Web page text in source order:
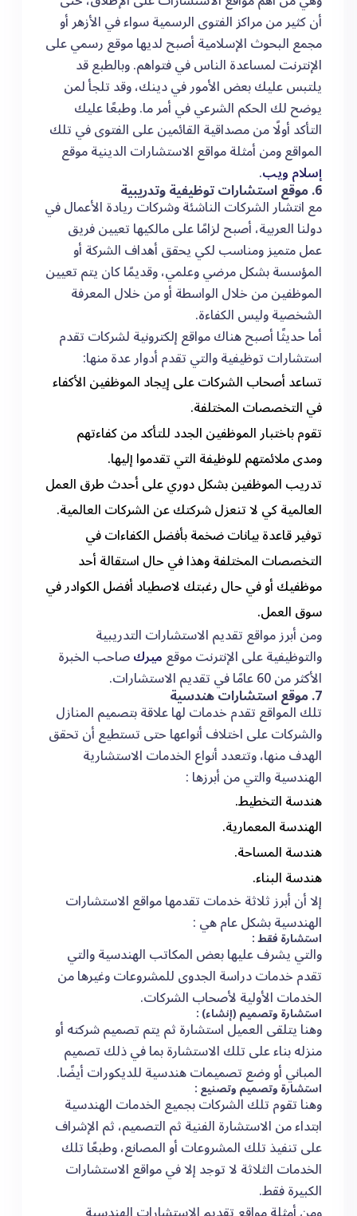
أن كثير من مراكز الفتوى الرسمية سواء في الأزهر أو
مجمع البحوث الإسلامية أصبح لديها موقع رسمي على
الإنترنت لمساعدة الناس في فتواهم. وبالطبع قد
يلتبس عليك بعض الأمور في دينك، وقد تلجأ لمن
يوضح لك الحكم الشرعي في أمر ما. وطبعًا عليك
التأكد أولًا من مصداقية القائمين على الفتوى في تلك
المواقع ومن أمثلة مواقع الاستشارات الدينية موقع
إسلام ويب.
6. موقع استشارات توظيفية وتدريبية
مع انتشار الشركات الناشئة وشركات ريادة الأعمال في
دولنا العربية، أصبح لزامًا على مالكيها تعيين فريق
عمل متميز ومناسب لكي يحقق أهداف الشركة أو
المؤسسة بشكل مرضي وعلمي، وقديمًا كان يتم تعيين
الموظفين من خلال الواسطة أو من خلال المعرفة
الشخصية وليس الكفاءة.
أما حديثًا أصبح هناك مواقع إلكترونية لشركات تقدم
استشارات توظيفية والتي تقدم أدوار عدة منها:
تساعد أصحاب الشركات على إيجاد الموظفين الأكفاء
في التخصصات المختلفة.
تقوم باختبار الموظفين الجدد للتأكد من كفاءتهم
ومدى ملائمتهم للوظيفة التي تقدموا إليها.
تدريب الموظفين بشكل دوري على أحدث طرق العمل
العالمية كي لا تنعزل شركتك عن الشركات العالمية.
توفير قاعدة بيانات ضخمة بأفضل الكفاءات في
التخصصات المختلفة وهذا في حال استقالة أحد
موظفيك أو في حال رغبتك لاصطياد أفضل الكوادر في
سوق العمل.
ومن أبرز مواقع تقديم الاستشارات التدريبية
والتوظيفية على الإنترنت موقعميركصاحب الخبرة
الأكثر من 60 عامًا في تقديم الاستشارات.
7. موقع استشارات هندسية
تلك المواقع تقدم خدمات لها علاقة بتصميم المنازل
والشركات على اختلاف أنواعها حتى تستطيع أن تحقق
الهدف منها، وتتعدد أنواع الخدمات الاستشارية
الهندسية والتي من أبرزها :
هندسة التخطيط.
الهندسة المعمارية.
هندسة المساحة.
هندسة البناء.
إلا أن أبرز ثلاثة خدمات تقدمها مواقع الاستشارات
الهندسية بشكل عام هي :
استشارة فقط :
والتي يشرف عليها بعض المكاتب الهندسية والتي
تقدم خدمات دراسة الجدوى للمشروعات وغيرها من
الخدمات الأولية لأصحاب الشركات.
استشارة وتصميم (إنشاء) :
وهنا يتلقى العميل استشارة ثم يتم تصميم شركته أو
منزله بناء على تلك الاستشارة بما في ذلك تصميم
المباني أو وضع تصميمات هندسية للديكورات أيضًا.
استشارة وتصميم وتصنيع :
وهنا تقوم تلك الشركات بجميع الخدمات الهندسية
ابتداء من الاستشارة الفنية ثم التصميم، ثم الإشراف
على تنفيذ تلك المشروعات أو المصانع، وطبعًا تلك
الخدمات الثلاثة لا توجد إلا في مواقع الاستشارات
الكبيرة فقط.